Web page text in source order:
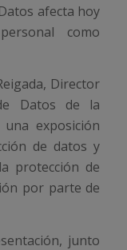
afecta hoy
como
Director
Datos de la
exposición
de datos y
protección de
por parte de
junto